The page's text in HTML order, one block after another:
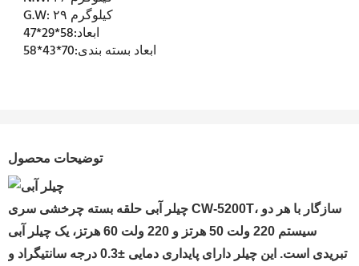
G.W:
۲۹ کیلوگرم
ابعاد:58*29*47
ابعاد بسته بندی:70*43*58
توضیحات محصول
چیلر آبی حلقه بسته چرخشی سری CW-5200T، سازگار با هر دو
سیستم 220 ولت 50 هرتز و 220 ولت 60 هرتز، یک چیلر آبی
تبریدی است. این چیلر دارای پایداری دمایی ±0.3 درجه سانتیگراد و